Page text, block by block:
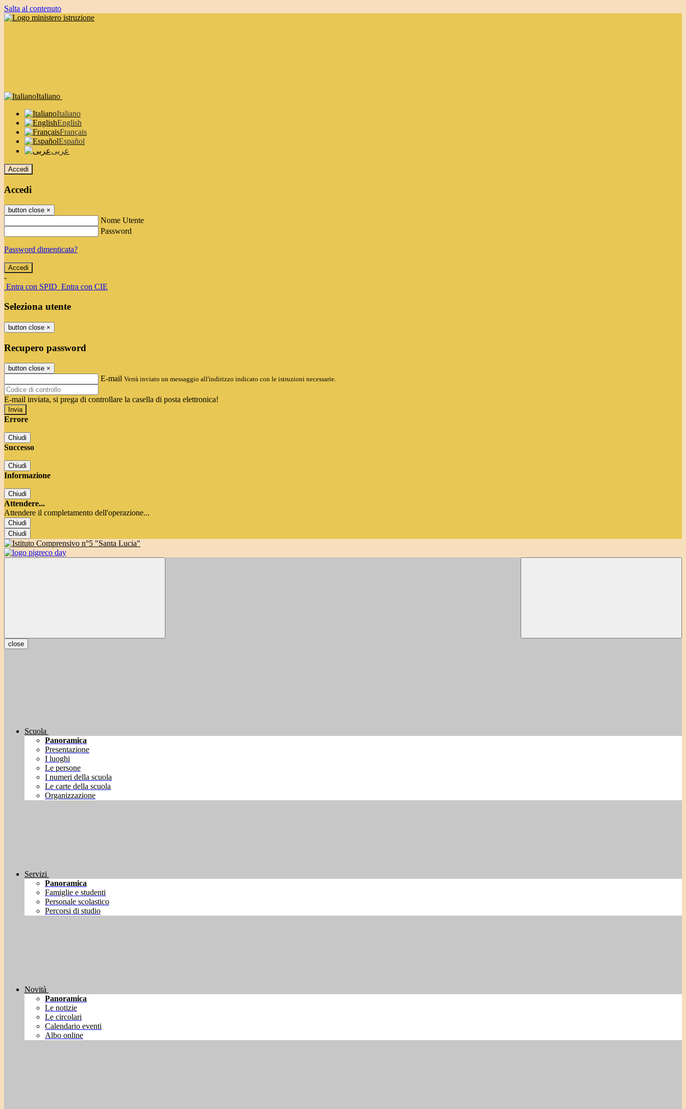
Salta al contenuto
Italiano
Italiano
English
Français
Español
عربى
Accedi
Accedi
button close ×
Nome Utente
Password
Password dimenticata?
-
Entra con SPID Entra con CIE
Seleziona utente
button close ×
Recupero password
button close ×
E-mail Verrà inviato un messaggio all'indirizzo indicato con le istruzioni necessarie.
E-mail inviata, si prega di controllare la casella di posta elettronica!
Errore
Chiudi
Successo
Chiudi
Informazione
Chiudi
Attendere...
Attendere il completamento dell'operazione...
Chiudi
Chiudi
close
Scuola
Panoramica
Presentazione
I luoghi
Le persone
I numeri della scuola
Le carte della scuola
Organizzazione
Servizi
Panoramica
Famiglie e studenti
Personale scolastico
Percorsi di studio
Novità
Panoramica
Le notizie
Le circolari
Calendario eventi
Albo online